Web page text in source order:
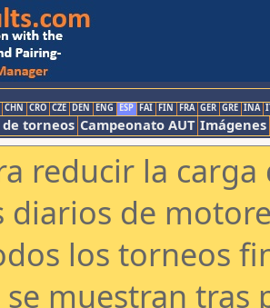
CHN CRO CZE DEN ENG ESP FAI FIN FRA GER GRE INA
de torneos Campeonato AUT Imágenes
reducir la
diarios de
los torneos
se muestran tras